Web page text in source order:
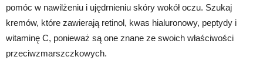
pomóc w nawilżeniu i ujędrnieniu skóry wokół oczu. Szukaj
kremów, które zawierają retinol, kwas hialuronowy, peptydy i
witaminę C, ponieważ są one znane ze swoich właściwości
przeciwzmarszczkowych.